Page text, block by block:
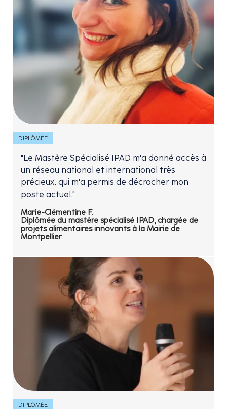
DIPLÔMÉE
"Le Mastère Spécialisé IPAD m'a donné accès à
un réseau national et international très
précieux, qui m'a permis de décrocher mon
poste actuel."
Marie-Clémentine F.
Diplômée du mastère spécialisé IPAD, chargée de
projets alimentaires innovants à la Mairie de
Montpellier
DIPLÔMÉE